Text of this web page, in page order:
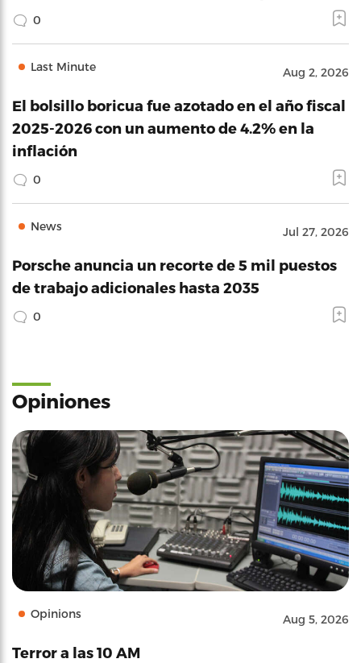
0
Last Minute Aug 2, 2026
El bolsillo boricua fue azotado en el año fiscal
2025-2026 con un aumento de 4.2% en la
inflación
0
News Jul 27, 2026
Porsche anuncia un recorte de 5 mil puestos
de trabajo adicionales hasta 2035
0
Opiniones
Opinions Aug 5, 2026
Terror a las 10 AM